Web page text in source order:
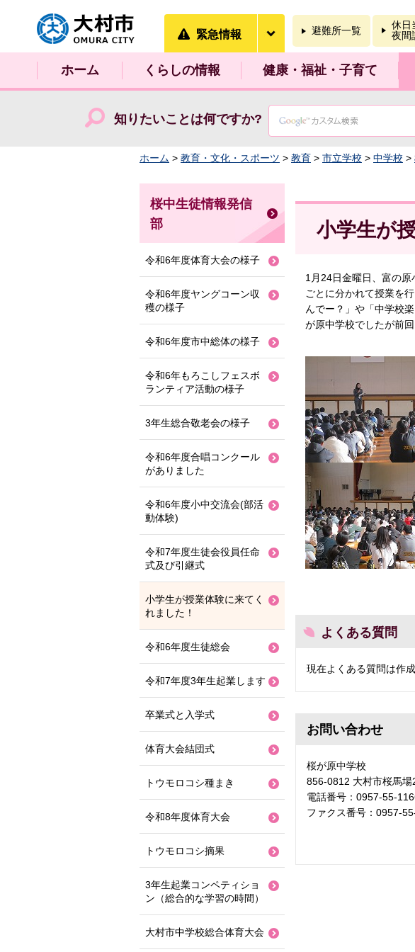
大村市
緊急情報 避難所一覧
休日
夜間
ホーム くらしの情報 健康・福祉・子育て
知りたいことは何ですか?
ホーム > 教育・文化・スポーツ > 教育 > 市立学校 > 中学校 >
小学生が
1月24日金曜日、富の
ごとに分かれて授業を
んでー？」や「中学校
が原中学校でしたが前
よくある質問
現在よくある質問は作
お問い合わせ
桜が原中学校
856-0812 大村市桜馬場
電話番号：0957-55-
ファクス番号：0957-
桜中生徒情報発信
部
令和6年度体育大会の様子
令和6年度ヤングコーン収
穫の様子
令和6年度市中総体の様子
令和6年もろこしフェスボ
ランティア活動の様子
3年生総合敬老会の様子
令和6年度合唱コンクール
がありました
令和6年度小中交流会(部活
動体験)
令和7年度生徒会役員任命
式及び引継式
小学生が授業体験に来てく
れました！
令和6年度生徒総会
令和7年度3年生起業します
卒業式と入学式
体育大会結団式
トウモロコシ種まき
令和8年度体育大会
トウモロコシ摘果
3年生起業コンペティショ
ン（総合的な学習の時間）
大村市中学校総合体育大会